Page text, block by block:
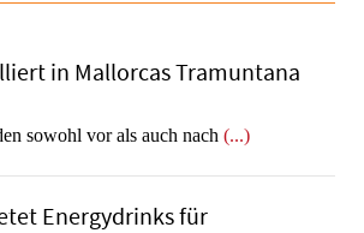
in Mallorcas Tramuntana
sowohl vor als auch nach (...)
Energydrinks für